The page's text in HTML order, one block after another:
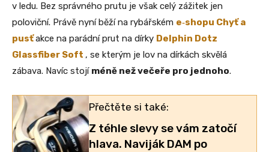
v ledu. Bez správného prutu je však celý zážitek jen
poloviční. Právě nyní běží na rybářském e‑shopu Chyť a
pusťakce na parádní prut na dírky Delphin Dotz
Glassfiber Soft , se kterým je lov na dírkách skvělá
zábava. Navíc stojí méně než večeře pro jednoho.
Přečtěte si také:
Z téhle slevy se vám zatočí
hlava. Naviják DAM po